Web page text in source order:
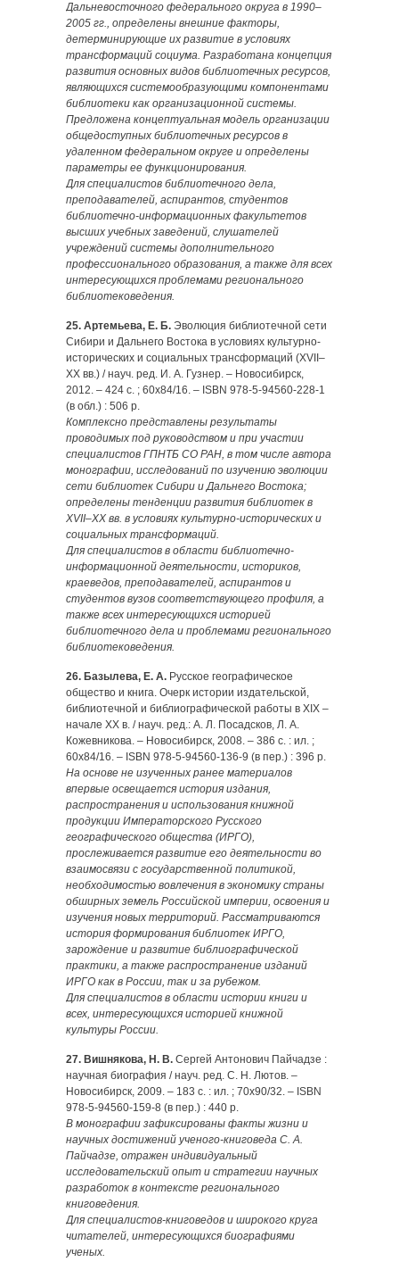
Дальневосточного федерального округа в 1990–
2005 гг., определены внешние факторы,
детерминирующие их развитие в условиях
трансформаций социума. Разработана концепция
развития основных видов библиотечных ресурсов,
являющихся системообразующими компонентами
библиотеки как организационной системы.
Предложена концептуальная модель организации
общедоступных библиотечных ресурсов в
удаленном федеральном округе и определены
параметры ее функционирования.
Для специалистов библиотечного дела,
преподавателей, аспирантов, студентов
библиотечно-информационных факультетов
высших учебных заведений, слушателей
учреждений системы дополнительного
профессионального образования, а также для всех
интересующихся проблемами регионального
библиотековедения.
25. Артемьева, Е. Б. Эволюция библиотечной сети
Сибири и Дальнего Востока в условиях культурно-
исторических и социальных трансформаций (XVII–
XX вв.) / науч. ред. И. А. Гузнер. – Новосибирск,
2012. – 424 с. ; 60х84/16. – ISBN 978-5-94560-228-1
(в обл.) : 506 р.
Комплексно представлены результаты
проводимых под руководством и при участии
специалистов ГПНТБ СО РАН, в том числе автора
монографии, исследований по изучению эволюции
сети библиотек Сибири и Дальнего Востока;
определены тенденции развития библиотек в
XVII–XX вв. в условиях культурно-исто­ри­че­ских и
социальных трансформаций.
Для специалистов в области библиотечно-
информа­цион­ной деятельности, историков,
краеведов, преподавателей, аспирантов и
студентов вузов соответствующего профиля, а
также всех интересующихся историей
библиотечного дела и проблемами регионального
библиотековедения.
26. Базылева, Е. А. Русское географическое
общество и книга. Очерк истории издательской,
библиотечной и библиографической работы в XIX –
начале XX в. / науч. ред.: А. Л. Посад­сков, Л. А.
Кожевникова. – Новосибирск, 2008. – 386 с. : ил. ;
60х84/16. – ISBN 978-5-94560-136-9 (в пер.) : 396 р.
На основе не изученных ранее материалов
впервые освещается история издания,
распространения и использования книжной
продукции Императорского Русского
географического общества (ИРГО),
прослеживается развитие его деятельности во
взаимосвязи с государственной политикой,
необходимостью вовлечения в экономику страны
обширных земель Российской империи, освоения и
изучения новых территорий. Рассматриваются
история формирования библиотек ИРГО,
зарождение и развитие библиографической
практики, а также распространение изданий
ИРГО как в России, так и за рубежом.
Для специалистов в области истории книги и
всех, интересующихся историей книжной
культуры России.
27. Вишнякова, Н. В. Сергей Антонович Пайчадзе :
научная биография / науч. ред. С. Н. Лютов. –
Новосибирск, 2009. – 183 с. : ил. ; 70х90/32. – ISBN
978-5-94560-159-8 (в пер.) : 440 р.
В монографии зафиксированы факты жизни и
научных достижений ученого-книговеда С. А.
Пайчадзе, отражен индивидуальный
исследовательский опыт и стратегии научных
разработок в контексте регионального
книговедения.
Для специалистов-книговедов и широкого круга
читателей, интересующихся биографиями
ученых.